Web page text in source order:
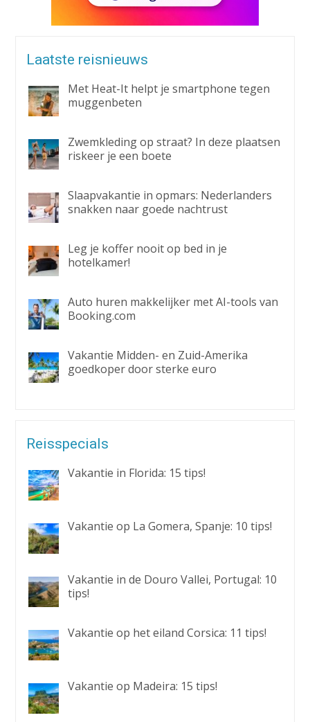
Laatste reisnieuws
Met Heat-It helpt je smartphone tegen
muggenbeten
Zwemkleding op straat? In deze plaatsen
riskeer je een boete
Slaapvakantie in opmars: Nederlanders
snakken naar goede nachtrust
Leg je koffer nooit op bed in je
hotelkamer!
Auto huren makkelijker met AI-tools van
Booking.com
Vakantie Midden- en Zuid-Amerika
goedkoper door sterke euro
Reisspecials
Vakantie in Florida: 15 tips!
Vakantie op La Gomera, Spanje: 10 tips!
Vakantie in de Douro Vallei, Portugal: 10
tips!
Vakantie op het eiland Corsica: 11 tips!
Vakantie op Madeira: 15 tips!